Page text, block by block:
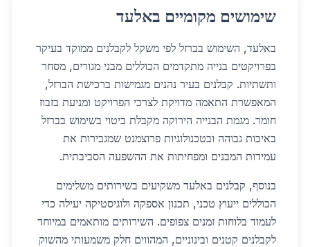
שימושים מקומיים באלעד
באלעד, השימוש בברזל לפי משקל לקבלנים ממוקד בעיקר
בפרויקטים בנייה מתקדמים הכוללים מבני מגורים, מסחר
ותשתיות. קבלנים בעיר נהנים מגמישות ברכישת הברזל,
המאפשרת התאמה מדויקת לצרכי הפרויקט ומניעת בזבוז
חומר. מגמת הבנייה הירוקה מקבלת ביטוי בשימוש בברזל
באיכות גבוהה ובטכנולוגיות פרוצמנט שמגבירות את
עמידות המבנים ומפחיתות את ההשפעה הסביבתית.
בנוסף, קבלנים באלעד משקיעים בשירותים משלימים
הכוללים ייעוץ טכני, תכנון אספקה ולוגיסטיקה יעילה כדי
לעמוד בלוחות זמנים צפופים. השירותים מותאמים במיוחד
לקבלנים קטנים ובינוניים, המהווים חלק משמעותי מהשוק